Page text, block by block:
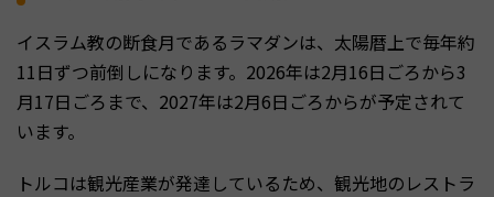
イスラム教の断食月であるラマダンは、太陽暦上で毎年約
11日ずつ前倒しになります。2026年は2月16日ごろから3
月17日ごろまで、2027年は2月6日ごろからが予定されて
います。
トルコは観光産業が発達しているため、観光地のレストラ